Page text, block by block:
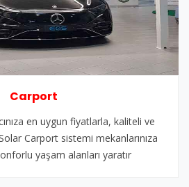
Carport
en uygun fiyatlarla, kaliteli ve
Carport sistemi mekanlarınıza
yaşam alanları yaratır